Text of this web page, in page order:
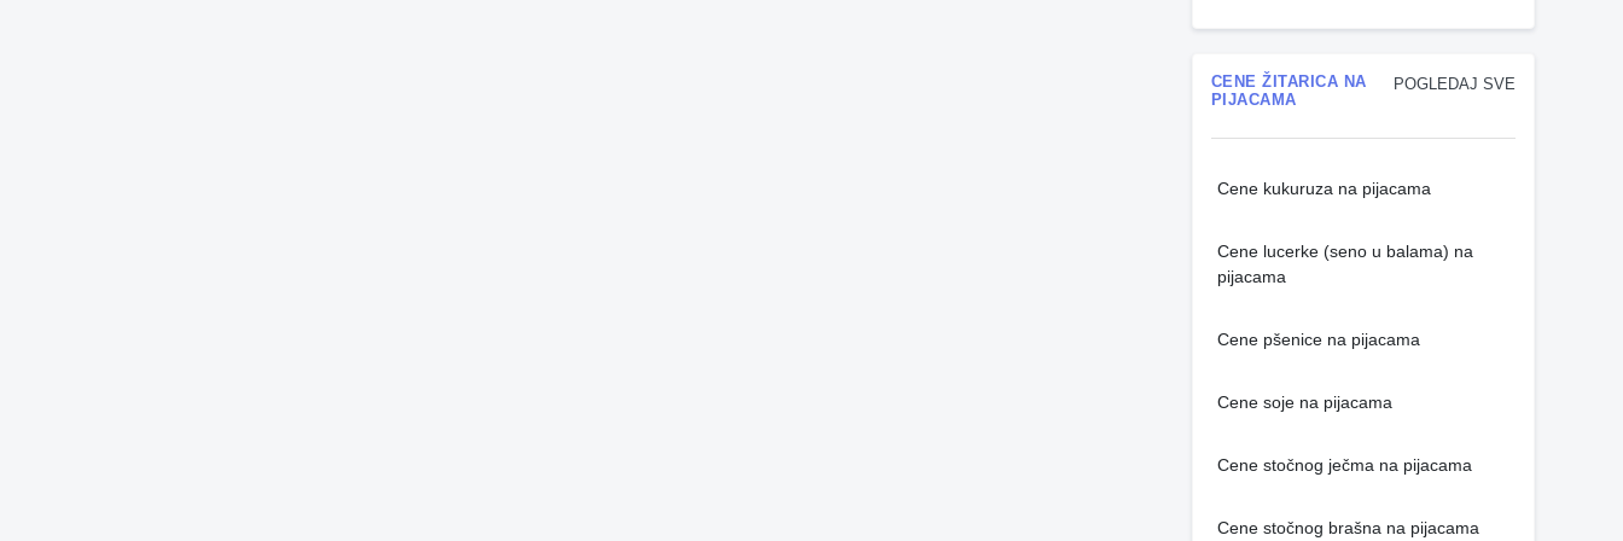
POGLEDAJ SVE
CENE ŽITARICA NA
PIJACAMA
Cene kukuruza na pijacama
Cene lucerke (seno u balama) na
pijacama
Cene pšenice na pijacama
Cene soje na pijacama
Cene stočnog ječma na pijacama
Cene stočnog brašna na pijacama